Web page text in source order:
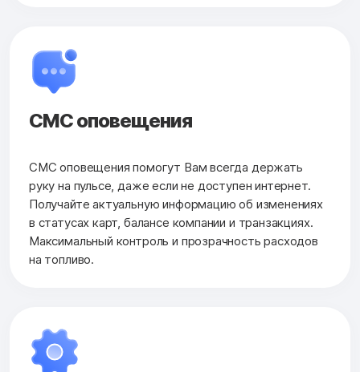
СМС оповещения
СМС оповещения помогут Вам всегда держать
руку на пульсе, даже если не доступен интернет.
Получайте актуальную информацию об изменениях
в статусах карт, балансе компании и транзакциях.
Максимальный контроль и прозрачность расходов
на топливо.